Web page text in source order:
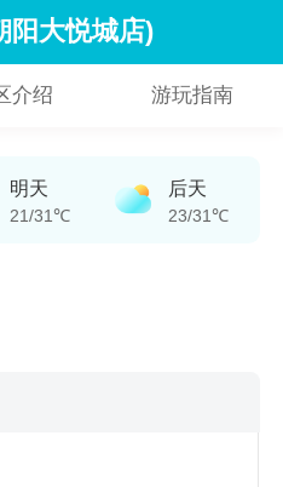
阳大悦城店)
介绍 游玩指南
明天
21/31℃
后天
23/31℃